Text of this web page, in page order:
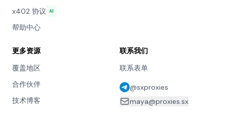
x402 协议 AI
帮助中心
更多资源
覆盖地区
合作伙伴
技术博客
联系我们
联系表单
@sxproxies
maya@proxies.sx